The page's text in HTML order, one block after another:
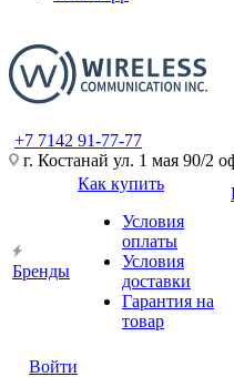
+7 7142 91-77-77
г. Костанай ул. 1 мая 90/2
Бренды
Как купить
Условия
оплаты
Условия
доставки
Гарантия на
товар
Войти